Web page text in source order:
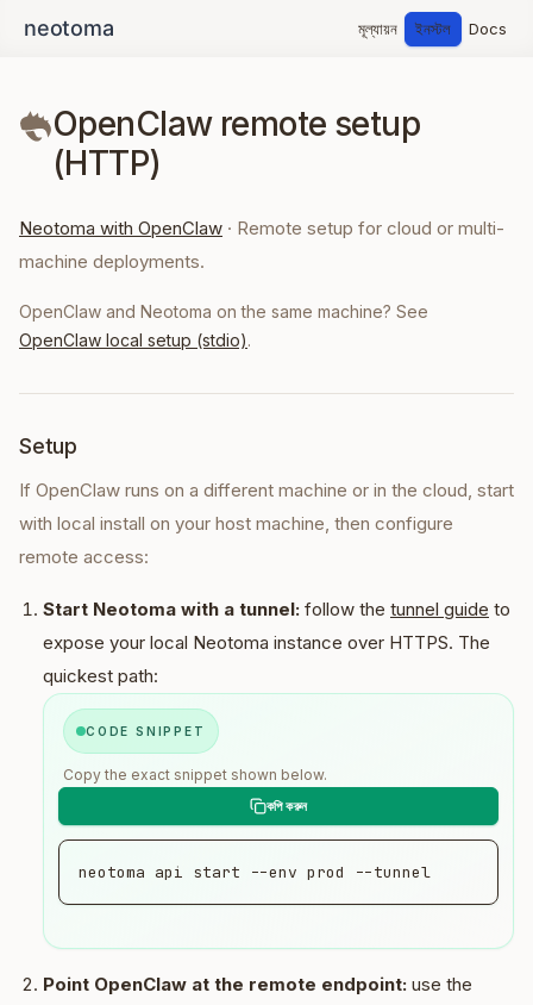
মূল্যায়ন ইনস্টল Docs
OpenClaw remote setup
(HTTP)
Neotoma with OpenClaw · Remote setup for cloud or multi-
machine deployments.
OpenClaw and Neotoma on the same machine? See
OpenClaw local setup (stdio).
Setup
If OpenClaw runs on a different machine or in the cloud, start
with local install on your host machine, then configure
remote access:
Start Neotoma with a tunnel: follow the tunnel guide to
expose your local Neotoma instance over HTTPS. The
quickest path:
CODE SNIPPET
Copy the exact snippet shown below.
neotoma api start --env prod --tunnel
Point OpenClaw at the remote endpoint: use the